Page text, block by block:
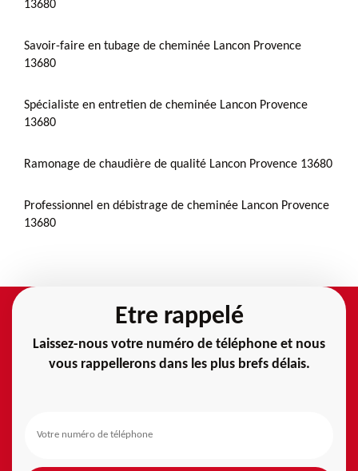
13680
Savoir-faire en tubage de cheminée Lancon Provence
13680
Spécialiste en entretien de cheminée Lancon Provence
13680
Ramonage de chaudière de qualité Lancon Provence 13680
Professionnel en débistrage de cheminée Lancon Provence
13680
Etre rappelé
Laissez-nous votre numéro de téléphone et nous
vous rappellerons dans les plus brefs délais.